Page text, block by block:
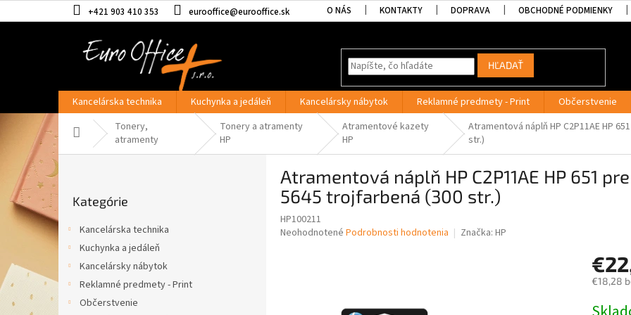
na
+421 903 410 353 eurooffice@eurooffice.sk O NÁS KONTAKTY DOPRAVA OBCHODNÉ PODMIENKY
HĽADAŤ
Kancelárska technika Kuchynka a jedáleň Kancelársky nábytok Reklamné predmety - Print Občerstvenie
Domov Tonery,
atramenty
Tonery a atramenty
HP
Atramentové kazety
HP
Atramentová náplň HP C2P11AE HP
str.)
B
o
ý
p
e
kategórie
Kategórie
Kancelárska technika
Kuchynka a jedáleň
Kancelársky nábytok
Reklamné predmety - Print
Občerstvenie
Atramentová náplň HP C2P11AE HP 651
5645 trojfarbená (300 str.)
HP100211
Priemerné
Neohodnotené Podrobnosti hodnotenia Značka: HP
€18,28